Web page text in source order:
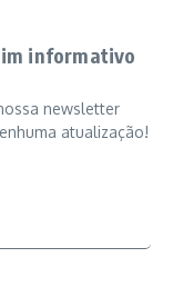
informativo
newsletter
atualização!